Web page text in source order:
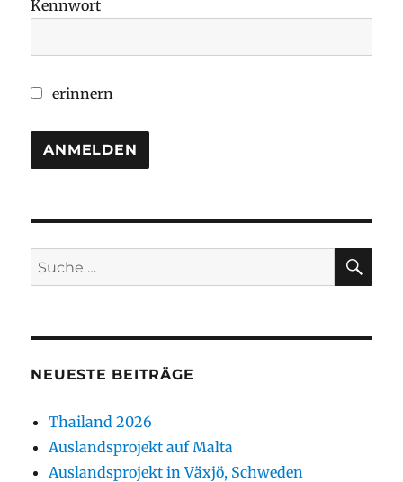
Kennwort
erinnern
Suche
nach:
NEUESTE BEITRÄGE
Thailand 2026
Auslandsprojekt auf Malta
Auslandsprojekt in Växjö, Schweden